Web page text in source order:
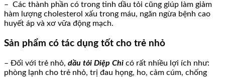
– Các thành phần có trong tinh dầu tỏi cũng giúp làm giảm
hàm lượng cholesterol xấu trong máu, ngăn ngừa bệnh cao
huyết áp và xơ vữa động mạch.
Sản phẩm có tác dụng tốt cho trẻ nhỏ
– Đối với trẻ nhỏ, dầu tỏi Diệp Chi có rất nhiều lợi ích như:
phòng lạnh cho trẻ nhỏ, trị đau họng, ho, cảm cúm, chống